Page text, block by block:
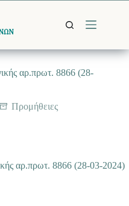
αρ.πρωτ. 8866 (28-
Προμήθειες
αρ.πρωτ. 8866 (28-03-2024)